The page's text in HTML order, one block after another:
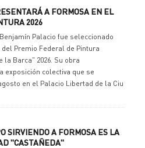
A FORMOSA EN EL
2026
Palacio fue seleccionado
Premio Federal de Pintura
la Barca" 2026. Su obra
exposición colectiva que se
en el Palacio Libertad de la Ciu
SIRVIENDO A FORMOSA ES LA
"CASTAÑEDA"